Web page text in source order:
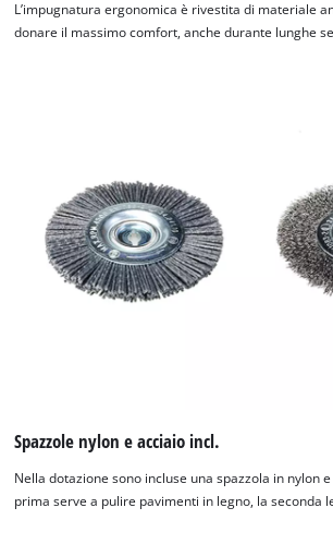
L’impugnatura ergonomica è rivestita di materiale
donare il massimo comfort, anche durante lunghe
Spazzole nylon e acciaio incl.
Nella dotazione sono incluse una spazzola in nylon
prima serve a pulire pavimenti in legno, la seconda